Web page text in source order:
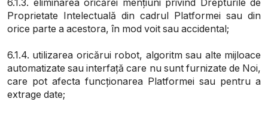
6.1.3. eliminarea oricărei mențiuni privind Drepturile de
Proprietate Intelectuală din cadrul Platformei sau din
orice parte a acestora, în mod voit sau accidental;
6.1.4. utilizarea oricărui robot, algoritm sau alte mijloace
automatizate sau interfață care nu sunt furnizate de Noi,
care pot afecta funcționarea Platformei sau pentru a
extrage date;